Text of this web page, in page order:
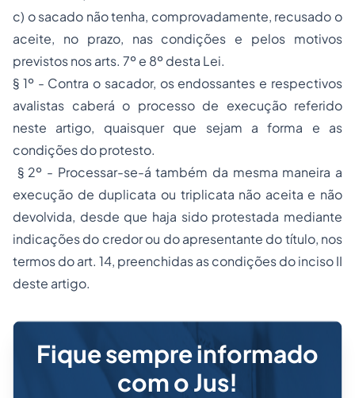
c) o sacado não tenha, comprovadamente, recusado o
aceite, no prazo, nas condições e pelos motivos
previstos nos arts. 7º e 8º desta Lei.
§ 1º - Contra o sacador, os endossantes e respectivos
avalistas caberá o processo de execução referido
neste artigo, quaisquer que sejam a forma e as
condições do protesto.
§ 2º - Processar-se-á também da mesma maneira a
execução de duplicata ou triplicata não aceita e não
devolvida, desde que haja sido protestada mediante
indicações do credor ou do apresentante do título, nos
termos do art. 14, preenchidas as condições do inciso II
deste artigo.
Fique sempre informado
com o Jus!